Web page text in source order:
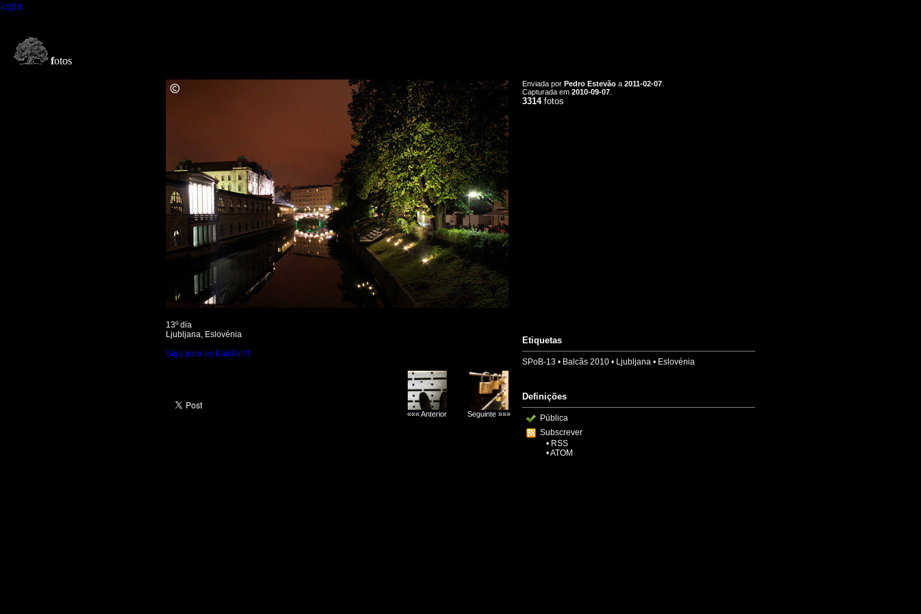
login
fotos
13º dia
Ljubljana, Eslovénia
Siga para os Balcãs!?!
««« Anterior Seguinte »»»
Enviada por Pedro Estevão a 2011-02-07
Capturada em 2010-09-07
3314fotos
Etiquetas
SPoB-13 • Balcãs 2010 • Ljubljana • Eslovénia
Definições
Pública
Subscrever
• RSS
•ATOM